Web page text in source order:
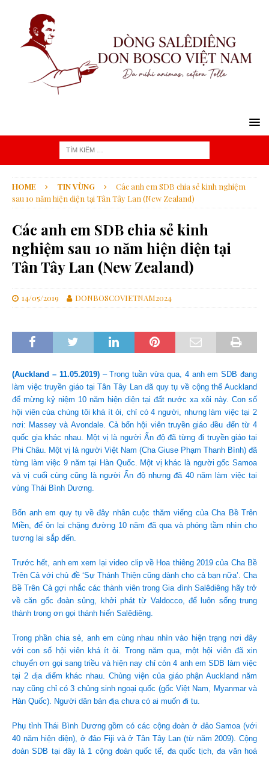
HOME TIN VÙNG
Các anh em SDB chia sẻ kinh nghiệm
sau 10 năm hiện diện tại Tân Tây Lan (New Zealand)
Các anh em SDB chia sẻ kinh
nghiệm sau 10 năm hiện diện tại
Tân Tây Lan (New Zealand)
14/05/2019 DONBOSCOVIETNAM2024
(Auckland – 11.05.2019)– Trong tuần vừa qua, 4 anh em SDB đang
làm việc truyền giáo tại Tân Tây Lan đã quy tụ về cộng thể Auckland
để mừng kỷ niệm 10 năm hiện diện tại đất nước xa xôi này. Con số
hội viên của chúng tôi khá ít ỏi, chỉ có 4 người, nhưng làm việc tại 2
nơi: Massey và Avondale. Cả bốn hội viên truyền giáo đều đến từ 4
quốc gia khác nhau. Một vị là người Ấn độ đã từng đi truyền giáo tại
Phi Châu. Một vị là người Việt Nam (Cha Giuse Phạm Thanh Bình) đã
từng làm việc 9 năm tại Hàn Quốc. Một vị khác là người gốc Samoa
và vị cuối cùng cũng là người Ấn độ nhưng đã 40 năm làm việc tại
vùng Thái Bình Dương.
Bốn anh em quy tụ về đây nhân cuộc thăm viếng của Cha Bề Trên
Miền, để ôn lại chặng đường 10 năm đã qua và phóng tầm nhìn cho
tương lai sắp đến.
Trước hết, anh em xem lại video clip về Hoa thiêng 2019 của Cha Bề
Trên Cả với chủ đề ‘Sự Thánh Thiện cũng dành cho cả bạn nữa’. Cha
Bề Trên Cả gợi nhắc các thành viên trong Gia đình Salêdiêng hãy trở
về căn gốc đoàn sủng, khởi phát từ Valdocco, để luôn sống trung
thành trong ơn gọi thánh hiến Salêdiêng.
Trong phần chia sẻ, anh em cùng nhau nhìn vào hiện trạng nơi đây
với con số hội viên khá ít ỏi. Trong năm qua, một hội viên đã xin
chuyển ơn gọi sang triều và hiện nay chỉ còn 4 anh em SDB làm việc
tại 2 địa điểm khác nhau. Chủng viện của giáo phận Auckland năm
nay cũng chỉ có 3 chủng sinh ngoại quốc (gốc Việt Nam, Myanmar và
Hàn Quốc). Người dân bản địa chưa có ai muốn đi tu.
Phụ tỉnh Thái Bình Dương gồm có các cộng đoàn ở đảo Samoa (với
40 năm hiện diện), ở đảo Fiji và ở Tân Tây Lan (từ năm 2009). Cộng
đoàn SDB tại đây là 1 cộng đoàn quốc tế, đa quốc tịch, đa văn hoá